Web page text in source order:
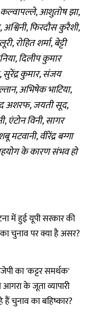
कल्वापल्ले, आशुतोष झा,
फिरदौस कुरैशी,
रोहित शर्मा, बेट्टी
दिलीप कुमार
सुरेंद्र कुमार, संजय
अभिषेक भाटिया,
अशरफ, जयती सूद,
एंटोन विनी, सागर
वीरेंद्र बग्गा
के कारण संभव हो
में हुई यूपी सरकार की
का चुनाव पर क्या है असर?
का 'कट्टर समर्थक'
के जूता व्यापारी
हैं चुनाव का बहिष्कार?